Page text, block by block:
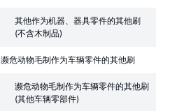
其他作为机器、器具零件的其他刷
(不含木制品)
濒危动物毛制作为车辆零件的其他刷
濒危动物毛制作为车辆零件的其他刷
(其他车辆零部件)